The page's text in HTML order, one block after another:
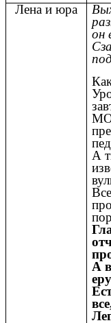
Лена и юра
он
А
А